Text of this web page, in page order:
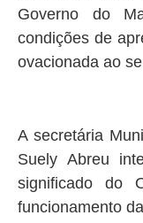
Governo do
condições de
ovacionada ao
A secretária
Suely Abreu
significado do
funcionamento